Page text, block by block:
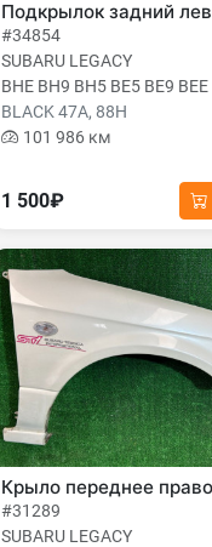
Подкрылок задний
#34854
SUBARU LEGACY
BHE BH9 BH5 BE5 BE9 BEE
BLACK 47A, 88H
101 986 км
1 500₽
Крыло переднее
#31289
SUBARU LEGACY